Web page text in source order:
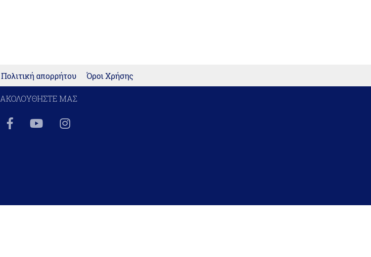
Πολιτική απορρήτου Όροι Χρήσης
ΑΚΟΛΟΥΘΗΣΤΕ ΜΑΣ